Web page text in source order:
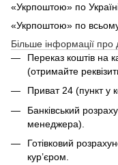
«Укрпоштою» по
«Укрпоштою» по всьому
Більше інформації про
Переказ коштів на
(отримайте
Приват 24 (пункт у
Банківський
менеджера).
Готівковий
кур’єром.